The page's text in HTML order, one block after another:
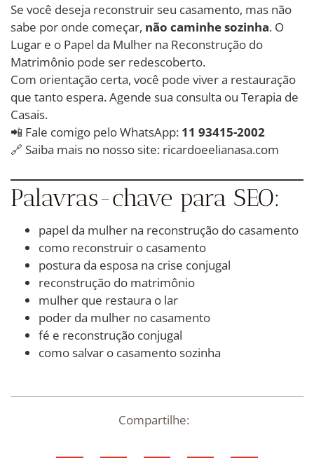
Se você deseja reconstruir seu casamento, mas não
sabe por onde começar, não caminhe sozinha. O
Lugar e o Papel da Mulher na Reconstrução do
Matrimônio pode ser redescoberto.
Com orientação certa, você pode viver a restauração
que tanto espera. Agende sua consulta ou Terapia de
Casais.
📲 Fale comigo pelo WhatsApp: 11 93415-2002
🔗 Saiba mais no nosso site: ricardoeelianasa.com
Palavras-chave para SEO:
papel da mulher na reconstrução do casamento
como reconstruir o casamento
postura da esposa na crise conjugal
reconstrução do matrimônio
mulher que restaura o lar
poder da mulher no casamento
fé e reconstrução conjugal
como salvar o casamento sozinha
Compartilhe: